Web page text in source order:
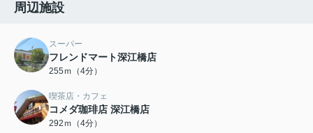
周辺施設
スーパー
フレンドマート深江橋店
255ｍ（4分）
喫茶店・カフェ
コメダ珈琲店 深江橋店
292ｍ（4分）